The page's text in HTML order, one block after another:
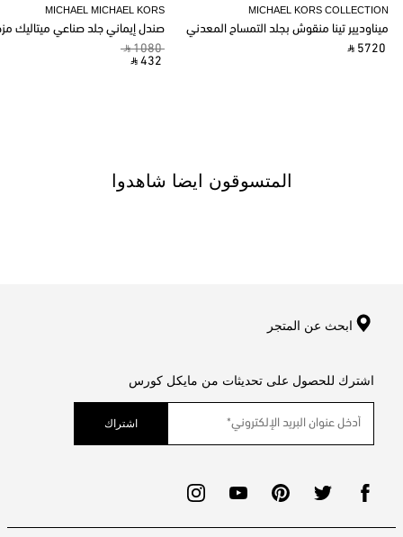
MICHAEL MICHAEL KORS
صندل إيماني جلد صناعي ميتاليك
‎ ⃁ 1080 ‎
‎ ⃁ 432 ‎
MICHAEL KORS COLLECTION
ميناوديير تينا منقوش بجلد التمساح المعدني
‎ ⃁ 5720 ‎
المتسوقون ايضا شاهدوا
ابحث عن المتجر
اشترك للحصول على تحديثات من مايكل كورس
اشتراك